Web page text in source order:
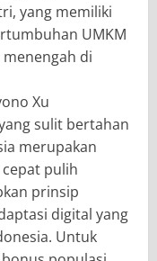
yang memiliki
UMKM
di
Xu
sulit bertahan
merupakan
pulih
prinsip
digital yang
Untuk